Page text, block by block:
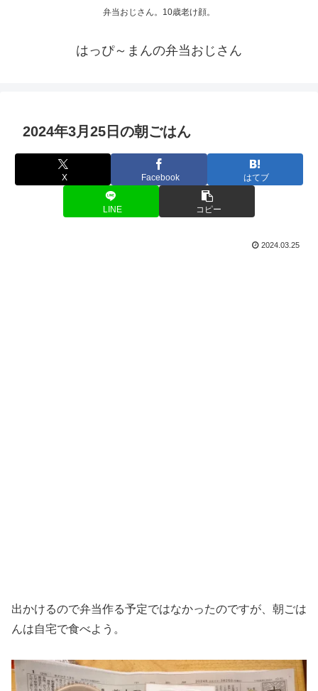
弁当おじさん。10歳老け顔。
はっぴ～まんの弁当おじさん
2024年3月25日の朝ごはん
X Facebook はてブ
LINE コピー
2024.03.25
出かけるので弁当作る予定ではなかったのですが、朝ごは
んは自宅で食べよう。